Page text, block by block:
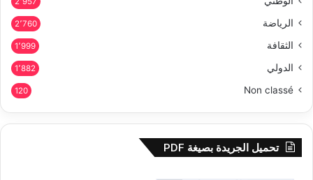
الرياضة 2٬760
الثقافة 1٬999
الدولي 1٬882
Non classé
120
تحميل الجريدة بصيغة PDF